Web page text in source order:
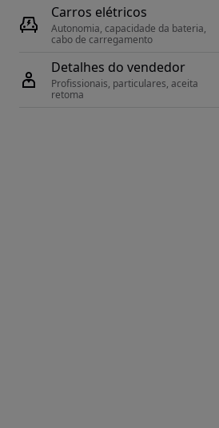
Carros elétricos
Autonomia, capacidade da bateria,
cabo de carregamento
Detalhes do vendedor
Profissionais, particulares, aceita
retoma